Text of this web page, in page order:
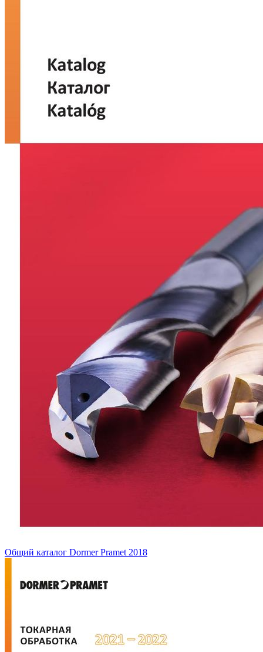
Общий каталог Dormer Pramet 2018